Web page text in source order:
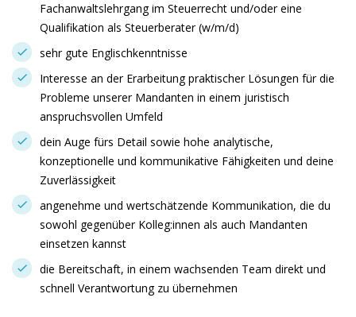
Fachanwaltslehrgang im Steuerrecht und/oder eine
Qualifikation als Steuerberater (w/m/d)
sehr gute Englischkenntnisse
Interesse an der Erarbeitung praktischer Lösungen für die
Probleme unserer Mandanten in einem juristisch
anspruchsvollen Umfeld
dein Auge fürs Detail sowie hohe analytische,
konzeptionelle und kommunikative Fähigkeiten und deine
Zuverlässigkeit
angenehme und wertschätzende Kommunikation, die du
sowohl gegenüber Kolleg:innen als auch Mandanten
einsetzen kannst
die Bereitschaft, in einem wachsenden Team direkt und
schnell Verantwortung zu übernehmen